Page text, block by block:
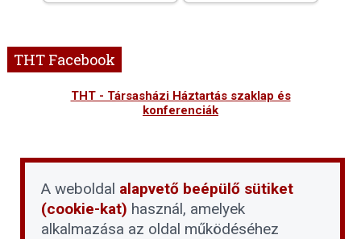
THT Facebook
THT - Társasházi Háztartás szaklap és
konferenciák
A weboldal alapvető beépülő sütiket
(cookie-kat) használ, amelyek
alkalmazása az oldal működéséhez